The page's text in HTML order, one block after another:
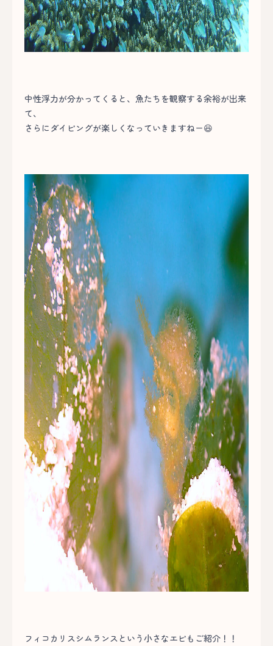
中性浮力が分かってくると、魚たちを観察する余裕が出来
て、
さらにダイビングが楽しくなっていきますねー😆
フィコカリスシムランスという小さなエビもご紹介！！